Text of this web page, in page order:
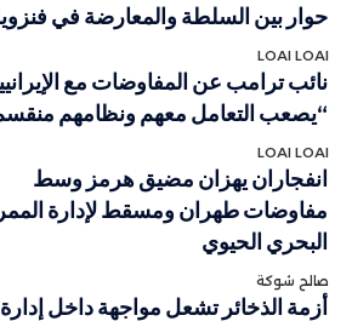
حوار بين السلطة والمعارضة في
LOAI LOAI
نائب ترامب عن المفاوضات مع
“يصعب التعامل معهم ونظامهم
LOAI LOAI
انفجاران يهزان مضيق هرمز وسط
مفاوضات طهران ومسقط لإدارة الممر
البحري الحيوي
صالح شوكة
أزمة الذخائر تشعل مواجهة داخل إدارة